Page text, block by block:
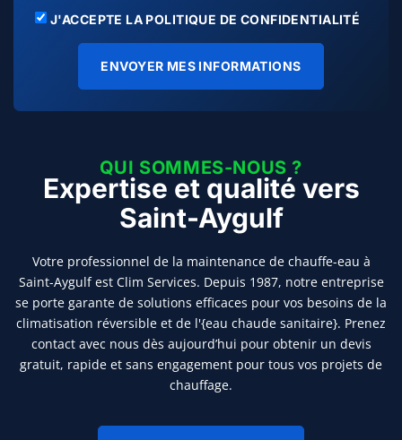
J'ACCEPTE LA POLITIQUE DE CONFIDENTIALITÉ
ENVOYER MES INFORMATIONS
QUI SOMMES-NOUS ?
Expertise et qualité vers
Saint-Aygulf
Votre professionnel de la maintenance de chauffe-eau à
Saint-Aygulf est Clim Services. Depuis 1987, notre entreprise
se porte garante de solutions efficaces pour vos besoins de la
climatisation réversible et de l'{eau chaude sanitaire}. Prenez
contact avec nous dès aujourd’hui pour obtenir un devis
gratuit, rapide et sans engagement pour tous vos projets de
chauffage.